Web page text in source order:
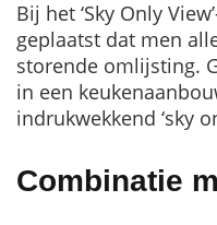
Bij het ‘Sky Only
geplaatst dat men
storende omlijsting.
in een
indrukwekkend ‘sky
Combinatie